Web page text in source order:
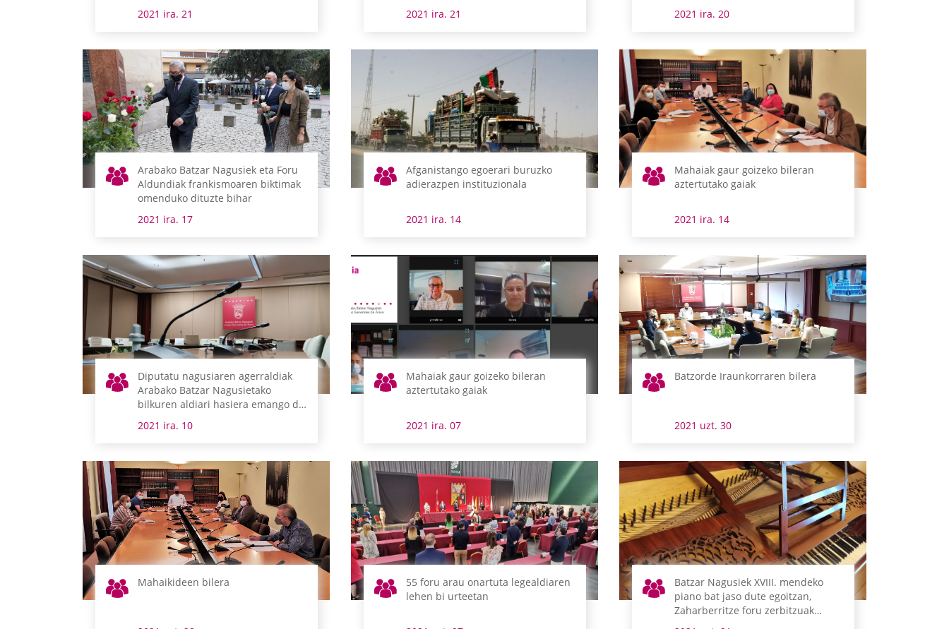
2021 ira. 21
2021 ira. 21 2021 ira. 20
Arabako Batzar Nagusiek eta Foru
Aldundiak frankismoaren biktimak
omenduko dituzte bihar
2021 ira. 17
Afganistango egoerari buruzko
adierazpen instituzionala
2021 ira. 14
Mahaiak gaur goizeko bileran
aztertutako gaiak
2021 ira. 14
Diputatu nagusiaren agerraldiak
Arabako Batzar Nagusietako
bilkuren aldiari hasiera emango dio
astelehen honetan
2021 ira. 10
Mahaiak gaur goizeko bileran
aztertutako gaiak
2021 ira. 07
Batzorde Iraunkorraren bilera
2021 uzt. 30
Mahaikideen bilera
55 foru arau onartuta legealdiaren
lehen bi urteetan
Batzar Nagusiek XVIII. mendeko
piano bat jaso dute egoitzan,
Zaharberritze foru zerbitzuak